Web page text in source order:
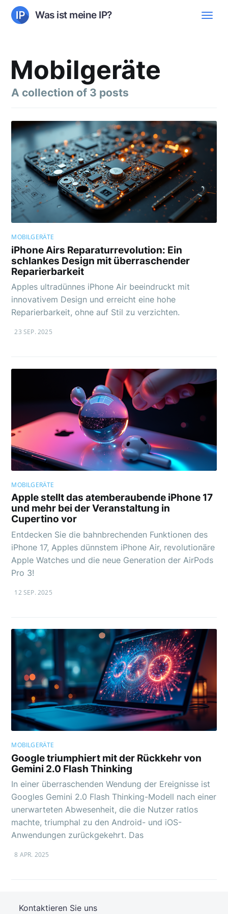
Was ist meine IP?
Mobilgeräte
A collection of 3 posts
MOBILGERÄTE
iPhone Airs Reparaturrevolution: Ein
schlankes Design mit überraschender
Reparierbarkeit
Apples ultradünnes iPhone Air beeindruckt mit
innovativem Design und erreicht eine hohe
Reparierbarkeit, ohne auf Stil zu verzichten.
23 SEP. 2025
MOBILGERÄTE
Apple stellt das atemberaubende iPhone 17
und mehr bei der Veranstaltung in
Cupertino vor
Entdecken Sie die bahnbrechenden Funktionen des
iPhone 17, Apples dünnstem iPhone Air, revolutionäre
Apple Watches und die neue Generation der AirPods
Pro 3!
12 SEP. 2025
MOBILGERÄTE
Google triumphiert mit der Rückkehr von
Gemini 2.0 Flash Thinking
In einer überraschenden Wendung der Ereignisse ist
Googles Gemini 2.0 Flash Thinking-Modell nach einer
unerwarteten Abwesenheit, die die Nutzer ratlos
machte, triumphal zu den Android- und iOS-
Anwendungen zurückgekehrt. Das
8 APR. 2025
Kontaktieren Sie uns